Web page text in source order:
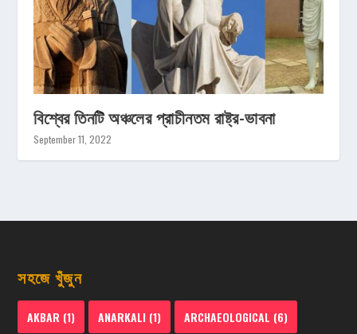
বিশ্বের তিনটি অঞ্চলের প্রাচীনতম রাষ্ট্র-ভাবনা
September 11, 2022
সহজে খুঁজুন
AKBAR (1) ANARKALI (1) ARCHAEOLOGICAL (6)